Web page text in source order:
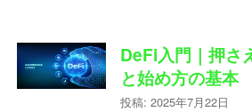
DeFi入門｜押さ
と始め方の基本
投稿: 2025年7月22日